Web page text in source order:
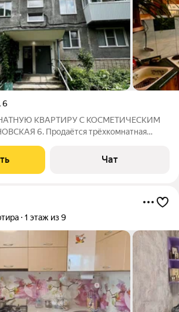
,6
КВАРТИРУ С КОСМЕТИЧЕСКИМ
6. Продаётся трёхкомнатная
Планировка "сорокопятка". Квартира с
раздельными
Чат
1 этаж из 9